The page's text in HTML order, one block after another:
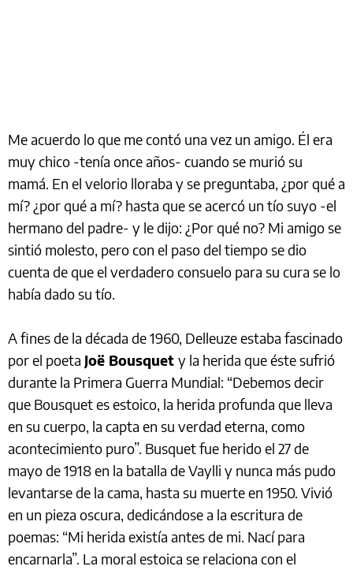
Me acuerdo lo que me contó una vez un amigo. Él era
muy chico -tenía once años- cuando se murió su
mamá. En el velorio lloraba y se preguntaba, ¿por qué a
mí? ¿por qué a mí? hasta que se acercó un tío suyo -el
hermano del padre- y le dijo: ¿Por qué no? Mi amigo se
sintió molesto, pero con el paso del tiempo se dio
cuenta de que el verdadero consuelo para su cura se lo
había dado su tío.
A fines de la década de 1960, Delleuze estaba fascinado
por el poeta Joë Bousquet y la herida que éste sufrió
durante la Primera Guerra Mundial: “Debemos decir
que Bousquet es estoico, la herida profunda que lleva
en su cuerpo, la capta en su verdad eterna, como
acontecimiento puro”. Busquet fue herido el 27 de
mayo de 1918 en la batalla de Vaylli y nunca más pudo
levantarse de la cama, hasta su muerte en 1950. Vivió
en un pieza oscura, dedicándose a la escritura de
poemas: “Mi herida existía antes de mi. Nací para
encarnarla”. La moral estoica se relaciona con el